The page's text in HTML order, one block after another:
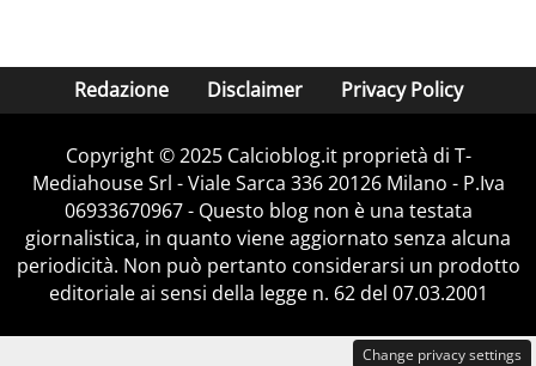
Redazione Disclaimer Privacy Policy
Copyright © 2025 Calcioblog.it proprietà di T-
Mediahouse Srl - Viale Sarca 336 20126 Milano - P.Iva
06933670967 - Questo blog non è una testata
giornalistica, in quanto viene aggiornato senza alcuna
periodicità. Non può pertanto considerarsi un prodotto
editoriale ai sensi della legge n. 62 del 07.03.2001
Change privacy settings